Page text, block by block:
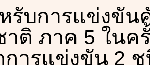
รับการแข่งขัน
าติ ภาค 5 ในค
การแข่งขัน 2